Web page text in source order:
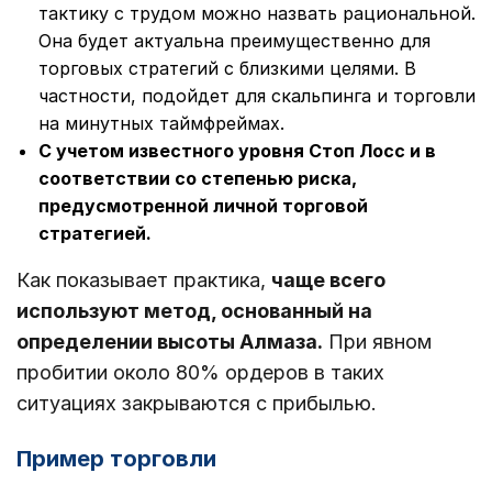
тактику с трудом можно назвать рациональной.
Она будет актуальна преимущественно для
торговых стратегий с близкими целями. В
частности, подойдет для скальпинга и торговли
на минутных таймфреймах.
С учетом известного уровня Стоп Лосс и в
соответствии со степенью риска,
предусмотренной личной торговой
стратегией.
Как показывает практика, чаще всего
используют метод, основанный на
определении высоты Алмаза. При явном
пробитии около 80% ордеров в таких
ситуациях закрываются с прибылью.
Пример торговли